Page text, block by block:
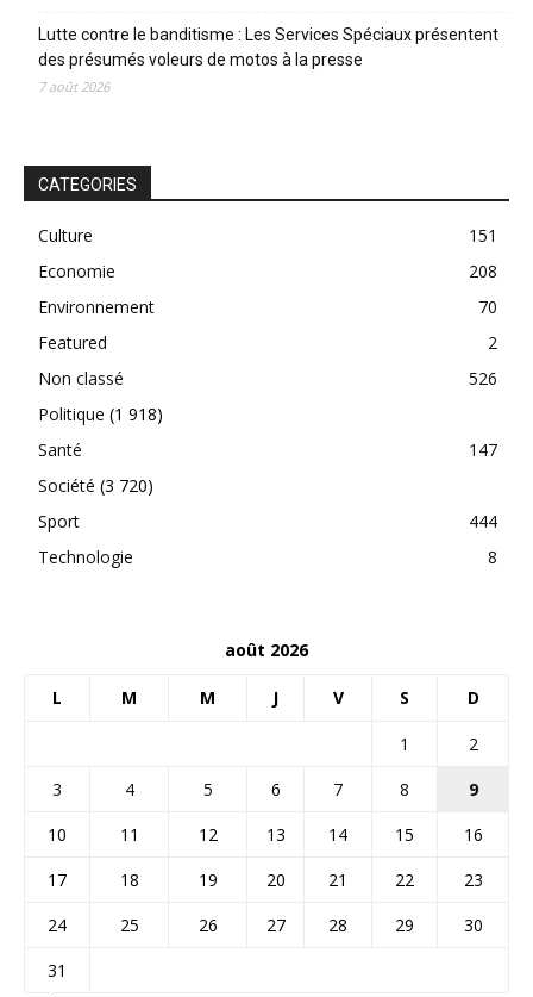
Lutte contre le banditisme : Les Services Spéciaux présentent
des présumés voleurs de motos à la presse
7 août 2026
CATEGORIES
Culture
151
Economie
208
Environnement
70
Featured
2
Non classé
526
Politique (1 918)
Santé
147
Société (3 720)
Sport
444
Technologie
8
août 2026
L M M J V S D
1
2
3
4 5 6 7 8
9
10
11 12 13 14 15
16
17
18 19 20 21 22
23
24
25 26 27 28 29
30
31